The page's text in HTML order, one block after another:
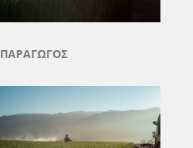
ΠΑΡΑΓΩΓΟΣ